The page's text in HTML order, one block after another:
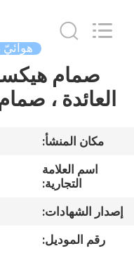
أشرطة
معلومات
AUTOMATIC
CONTROL
العائدة ،
مكان المنشأ:
اسم العلامة
التجارية:
إصدار الشهادات:
رقم الموديل: